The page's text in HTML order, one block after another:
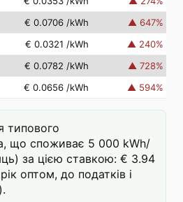
€ 0.0706 /kWh ▲ 647%
€ 0.0321 /kWh ▲ 240%
€ 0.0782 /kWh ▲ 728%
€ 0.0656 /kWh ▲ 594%
типового
що споживає 5 000 kWh/
за цією ставкою: € 3.94
оптом, до податків і